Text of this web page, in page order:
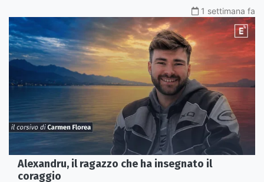
1 settimana fa
Alexandru, il ragazzo che ha insegnato il
coraggio